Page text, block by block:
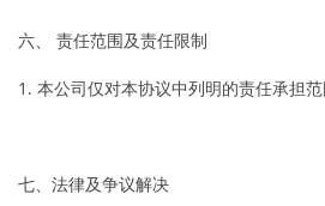
六、 责任范围及责任限制
1. 本公司仅对本协议中列明的责任承担范
七、法律及争议解决